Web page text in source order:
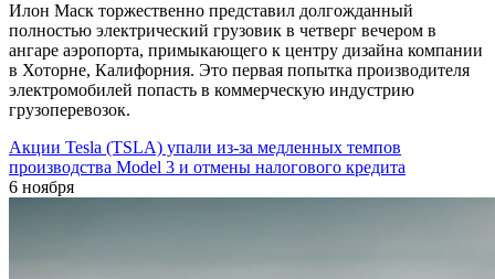
Илон Маск торжественно представил долгожданный
полностью электрический грузовик в четверг вечером в
ангаре аэропорта, примыкающего к центру дизайна компании
в Хоторне, Калифорния. Это первая попытка производителя
электромобилей попасть в коммерческую индустрию
грузоперевозок.
Акции Tesla (TSLA) упали из-за медленных темпов
производства Model 3 и отмены налогового кредита
6 ноября